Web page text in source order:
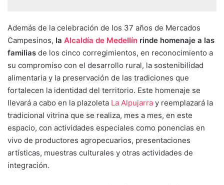
Además de la celebración de los 37 años de Mercados
Campesinos, la Alcaldía de Medellín rinde homenaje a las
familias de los cinco corregimientos, en reconocimiento a
su compromiso con el desarrollo rural, la sostenibilidad
alimentaria y la preservación de las tradiciones que
fortalecen la identidad del territorio. Este homenaje se
llevará a cabo en la plazoleta La Alpujarra y reemplazará la
tradicional vitrina que se realiza, mes a mes, en este
espacio, con actividades especiales como ponencias en
vivo de productores agropecuarios, presentaciones
artísticas, muestras culturales y otras actividades de
integración.